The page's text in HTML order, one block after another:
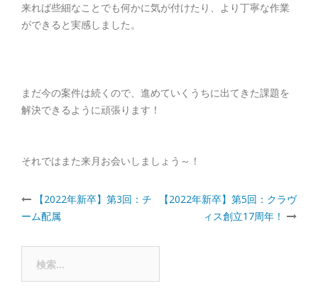
来れば些細なことでも何かに気が付けたり、より丁寧な作業
ができると実感しました。
まだ今の案件は続くので、進めていくうちに出てきた課題を
解決できるように頑張ります！
それではまた来月お会いしましょう～！
Post
navigation
【2022年新卒】第3回：チ
ーム配属
【2022年新卒】第5回：クラヴ
ィス創立17周年！